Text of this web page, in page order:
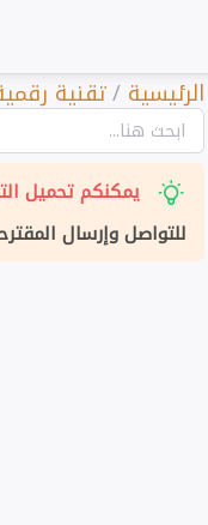
الرئيسية /تقنية رقمية
يمكنكم تحميل
للتواصل وإرسال